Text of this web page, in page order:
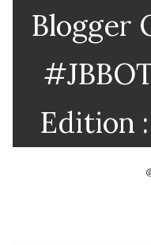
Blogger
Edition